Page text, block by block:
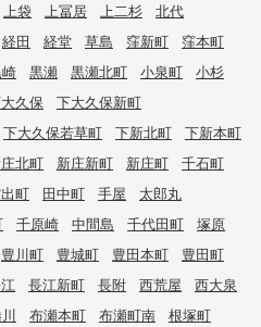
上袋 上冨居 上二杉
北代
経田 経堂 草島 窪新町
窪本町
黒瀬 黒瀬北町 小泉町
小杉
久保
下大久保新町
下大久保若草町 下新北町
下新本町
北町 新庄新町 新庄町
千石町
町 田中町 手屋
太郎丸
千原崎 中間島 千代田町
塚原
豊川町 豊城町 豊田本町
豊田町
長江新町 長附 西荒屋
西大泉
布瀬本町 布瀬町南
根塚町